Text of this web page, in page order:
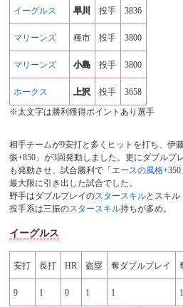
イーグルス 早川 投手 3836
マリーンズ 種市 投手 3800
マリーンズ 小島 投手 3800
ホークス 上沢 投手
3658
※太文字は勝利獲得ポイントあり選手
相手チームが9安打と多くヒットを打ち、伊
振+850」が3回発動しました。更にダブルプ
も発動させ、試合勝利で「エースの風格
最大限に引き出した試合でした。
野手はダブルプレイのスタースキルとスキル
投手系は三振のスタースキル持ちが多め。
イーグルス
安打 長打 HR 盗塁 奪ダブルプレイ
9 1 0 1 1